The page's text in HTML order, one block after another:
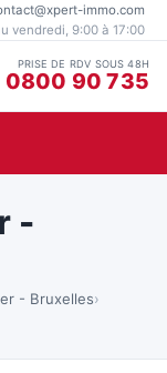
immo.com
vendredi, 9:00 à 17:00
PRISE DE RDV SOUS 48H
0800 90 735
-
- Bruxelles›